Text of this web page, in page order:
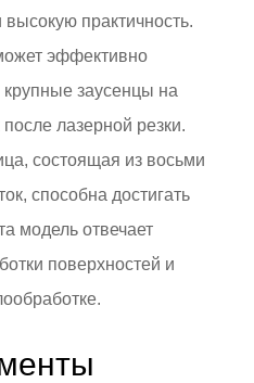
высокую практичность.
эффективно
крупные заусенцы на
после лазерной резки.
состоящая из восьми
способна достигать
модель отвечает
поверхностей и